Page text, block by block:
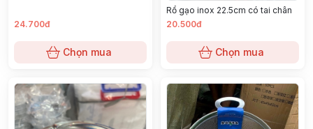
24.700đ
Chọn mua
Rổ gạo inox 22.5cm có tai chân
20.500đ
Chọn mua